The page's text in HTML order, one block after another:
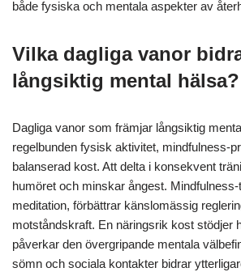
strukturerad nedetid förbättrar den
Att etablera en rutin som inkluderar
och näring är avgörande. Mental trötthet
motivation, vilket påverkar träning och
motståndskraft.
Att spåra återhämtningsmått, såsom
och upplevd ansträngning, ger insikter om
återhämtningsframsteg. Regelbundna
idrottare kan justera sina planer effektivt.